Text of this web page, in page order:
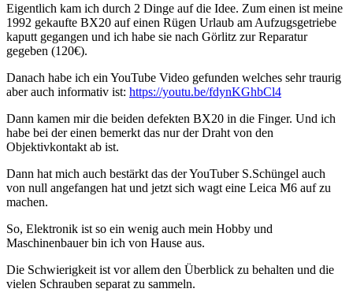
Eigentlich kam ich durch 2 Dinge auf die Idee. Zum einen ist meine
1992 gekaufte BX20 auf einen Rügen Urlaub am Aufzugsgetriebe
kaputt gegangen und ich habe sie nach Görlitz zur Reparatur
gegeben (120€).
Danach habe ich ein YouTube Video gefunden welches sehr traurig
aber auch informativ ist: https://youtu.be/fdynKGhbCl4
Dann kamen mir die beiden defekten BX20 in die Finger. Und ich
habe bei der einen bemerkt das nur der Draht von den
Objektivkontakt ab ist.
Dann hat mich auch bestärkt das der YouTuber S.Schüngel auch
von null angefangen hat und jetzt sich wagt eine Leica M6 auf zu
machen.
So, Elektronik ist so ein wenig auch mein Hobby und
Maschinenbauer bin ich von Hause aus.
Die Schwierigkeit ist vor allem den Überblick zu behalten und die
vielen Schrauben separat zu sammeln.